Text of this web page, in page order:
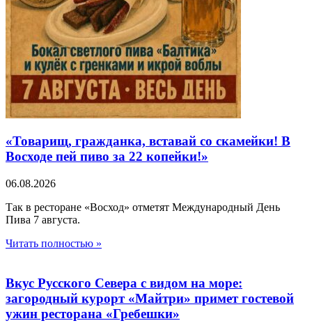
«Товарищ, гражданка, вставай со скамейки! В
Восходе пей пиво за 22 копейки!»
06.08.2026
Так в ресторане «Восход» отметят Международный День
Пива 7 августа.
Читать полностью »
Вкус Русского Севера с видом на море:
загородный курорт «Майтри» примет гостевой
ужин ресторана «Гребешки»